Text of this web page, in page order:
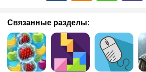
Связанные разделы: